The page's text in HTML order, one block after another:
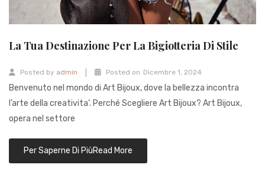
La Tua Destinazione Per La Bigiotteria Di Stile
Posted by admin Posted on Dicembre 1, 2024
Benvenuto nel mondo di Art Bijoux, dove la bellezza incontra
l’arte della creativita’. Perché Scegliere Art Bijoux? Art Bijoux,
opera nel settore
Read More